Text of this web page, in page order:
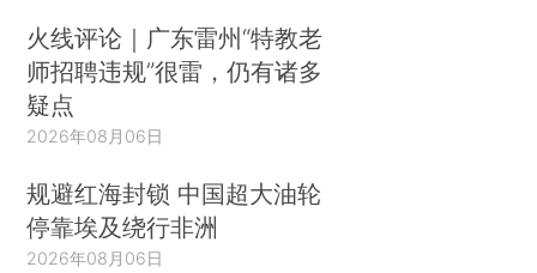
火线评论｜广东雷州“特教老
师招聘违规”很雷，仍有诸多
疑点
2026年08月06日
规避红海封锁 中国超大油轮
停靠埃及绕行非洲
2026年08月06日